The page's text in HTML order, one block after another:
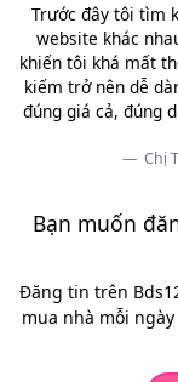
Trước đây tôi tìm
website khác
khiến tôi khá mất
kiếm trở nên dễ
đúng giá cả, đúng
Chị
Bạn muốn
Đăng tin trên
mua nhà mỗi